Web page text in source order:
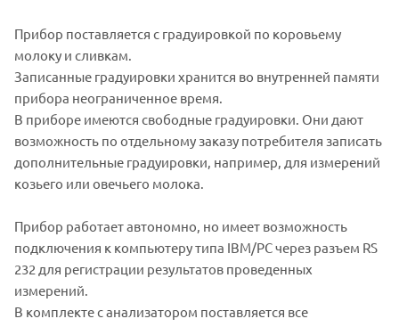
Прибор поставляется с градуировкой по коровьему
молоку и сливкам.
Записанные градуировки хранится во внутренней памяти
прибора неограниченное время.
В приборе имеются свободные градуировки. Они дают
возможность по отдельному заказу потребителя записать
дополнительные градуировки, например, для измерений
козьего или овечьего молока.
Прибор работает автономно, но имеет возможность
подключения к компьютеру типа IBM/PC через разъем RS
232 для регистрации результатов проведенных
измерений.
В комплекте с анализатором поставляется все